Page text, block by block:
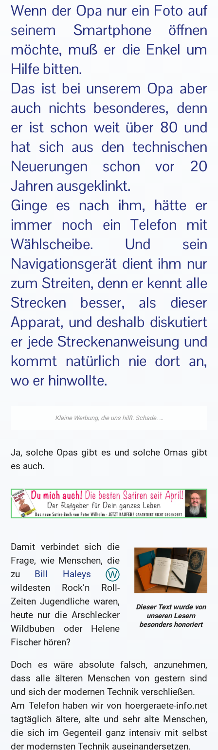
Wenn der Opa nur ein Foto auf
seinem Smartphone öffnen
möchte, muß er die Enkel um
Hilfe bitten.
Das ist bei unserem Opa aber
auch nichts besonderes, denn
er ist schon weit über 80 und
hat sich aus den technischen
Neuerungen schon vor 20
Jahren ausgeklinkt.
Ginge es nach ihm, hätte er
immer noch ein Telefon mit
Wählscheibe. Und sein
Navigationsgerät dient ihm nur
zum Streiten, denn er kennt alle
Strecken besser, als dieser
Apparat, und deshalb diskutiert
er jede Streckenanweisung und
kommt natürlich nie dort an,
wo er hinwollte.
Ja, solche Opas gibt es und solche Omas gibt
es auch.
Dieser Text wurde von
unseren Lesern
besonders honoriert
Damit verbindet sich die
Frage, wie Menschen, die
zu Bill Haleys
wildesten Rock’n Roll-
Zeiten Jugendliche waren,
heute nur die Arschlecker
Wildbuben oder Helene
Fischer hören?
Doch es wäre absolute falsch, anzunehmen,
dass alle älteren Menschen von gestern sind
und sich der modernen Technik verschließen.
Am Telefon haben wir von hoergeraete-info.net
tagtäglich ältere, alte und sehr alte Menschen,
die sich im Gegenteil ganz intensiv mit selbst
der modernsten Technik auseinandersetzen.